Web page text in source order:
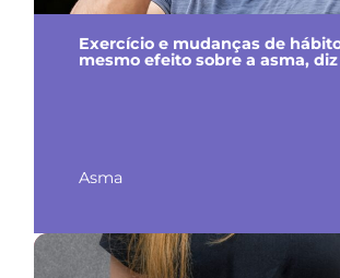
Exercício e mudanças de
mesmo efeito sobre a asma,
Asma